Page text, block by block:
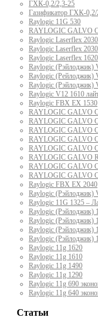
ГХК-0,2/2,3-25
Газификатор ГХК-0,2/
Raylogic 11G 530
RAYLOGIC GALVO
Raylogic Laserflex
Raylogic Laserflex 2030
Raylogic Laserflex 1620
Raylogic (Рэйлоджик)
Raylogic (Рейлоджик)
Raylogic (Рэйлоджик)
Raylogic V12 1610
Raylogic FBX EX 1530
RAYLOGIC GALVO
RAYLOGIC GALVO
RAYLOGIC GALVO
RAYLOGIC GALVO
RAYLOGIC GALVO
RAYLOGIC GALVO
RAYLOGIC GALVO
RAYLOGIC GALVO
Raylogic FBX EX 2040
Raylogic (Рэйлоджик)
Raylogic 11G 1325 –
Raylogic (Рэйлоджик)
Raylogic (Рэйлоджик)
Raylogic (Рэйлоджик)
Raylogic (Рэйлоджик)
Raylogic 11g 1620
Raylogic 11g 1610
Raylogic 11g 1490
Raylogic 11g 1290
Raylogic 11g 690
Raylogic 11g 640
Статьи